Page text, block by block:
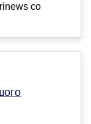
со